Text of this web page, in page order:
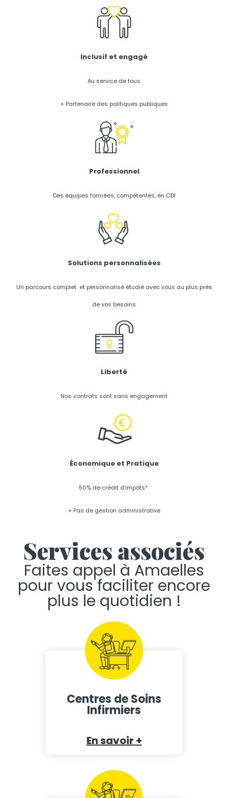
Inclusif et engagé
Au service de tous
+ Partenaire des politiques publiques
Professionnel
Des équipes formées, compétentes, en CDI
Solutions personnalisées
Un parcours complet et personnalisé étudié avec vous au plus près
de vos besoins
Liberté
Nos contrats sont sans engagement
Économique et Pratique
50% de crédit d’impôts*
+ Pas de gestion administrative
Services associés
Faites appel à Amaelles
pour vous faciliter encore
plus le quotidien !
Centres de Soins
Infirmiers
En savoir +